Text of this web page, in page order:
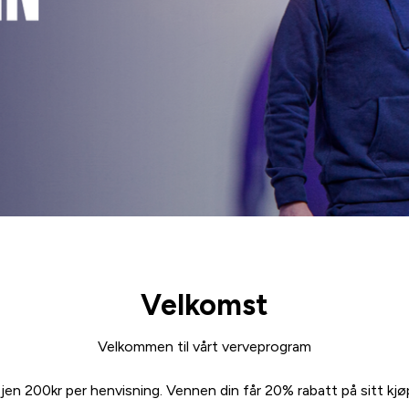
Velkomst
Velkommen til vårt verveprogram
200kr per henvisning. Vennen din får 20% rabatt på sitt